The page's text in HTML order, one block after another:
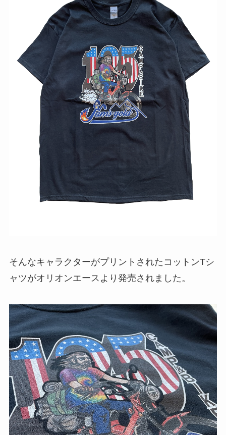
そんなキャラクターがプリントされたコットンTシ
ャツがオリオンエースより発売されました。